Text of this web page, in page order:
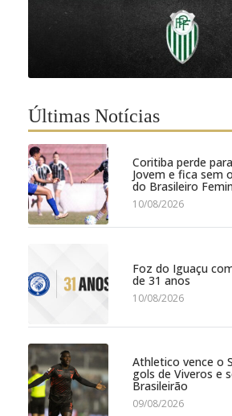
Últimas Notícias
Coritiba perde
Jovem e fica sem
do Brasileiro
10/08/2026
Foz do Iguaçu
de 31 anos
10/08/2026
Athletico vence o
gols de Viveros e
Brasileirão
09/08/2026